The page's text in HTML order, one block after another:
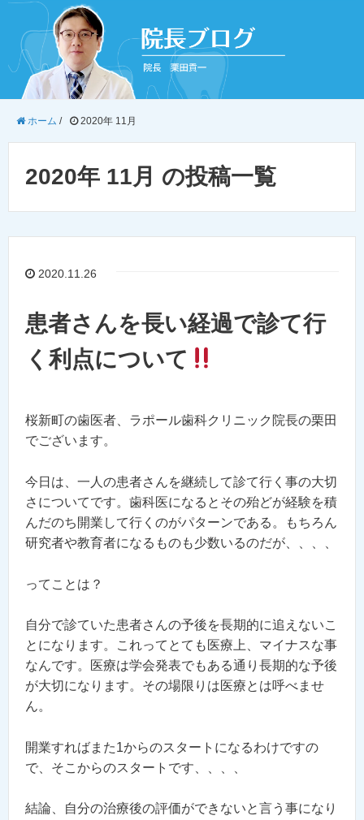
ホーム / 2020年 11月
2020年 11月 の投稿一覧
2020.11.26
患者さんを長い経過で診て行
く利点について
桜新町の歯医者、ラポール歯科クリニック院長の栗田
でございます。
今日は、一人の患者さんを継続して診て行く事の大切
さについてです。歯科医になるとその殆どが経験を積
んだのち開業して行くのがパターンである。もちろん
研究者や教育者になるものも少数いるのだが、、、、
ってことは？
自分で診ていた患者さんの予後を長期的に追えないこ
とになります。これってとても医療上、マイナスな事
なんです。医療は学会発表でもある通り長期的な予後
が大切になります。その場限りは医療とは呼べませ
ん。
開業すればまた1からのスタートになるわけですの
で、そこからのスタートです、、、、
結論、自分の治療後の評価ができないと言う事になり